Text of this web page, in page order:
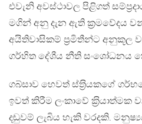
එවැනි අවස්ථාවල පිළිගත්
මගින් අනු දැන ඇති ක‍්‍රමවේදය
අයිතිවාසිකම් ප‍්‍රමිතීන්ට අනුකූල
ගර්හිත දේශීය නීති සංශෝධනය
ගබ්සාව හෙවත් ස්ත‍්‍රියකගේ
ඉවත් කිරීම ලංකාවේ ක‍්‍රියාත්මක
දඬුවම් ලැබිය හැකි වරදකි.